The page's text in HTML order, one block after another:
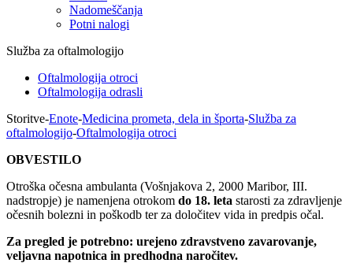
Nadomeščanja
Potni nalogi
Služba za oftalmologijo
Oftalmologija otroci
Oftalmologija odrasli
Storitve-Enote-Medicina prometa, dela in športa-Služba za
oftalmologijo-Oftalmologija otroci
OBVESTILO
Otroška očesna ambulanta (Vošnjakova 2, 2000 Maribor, III.
nadstropje) je namenjena otrokom do 18. leta starosti za zdravljenje
očesnih bolezni in poškodb ter za določitev vida in predpis očal.
Za pregled je potrebno: urejeno zdravstveno zavarovanje,
veljavna napotnica in predhodna naročitev.